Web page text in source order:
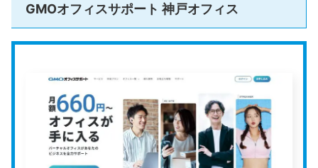
GMOオフィスサポート 神戸オフィス